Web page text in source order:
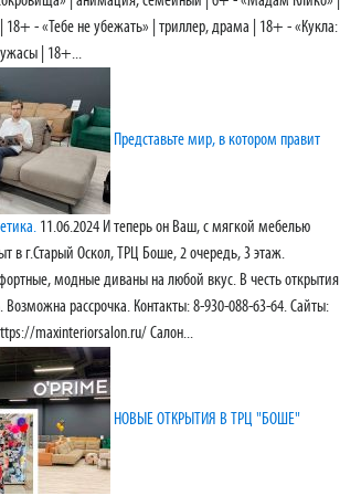
- «Тебе не убежать» | триллер, драма | 18+ - «Кукла:
| 18+...
Представьте мир, в котором правит
11.06.2024 И теперь он Ваш, с мягкой мебелью
в г.Старый Оскол, ТРЦ Боше, 2 очередь, 3 этаж.
модные диваны на любой вкус. В честь открытия
Возможна рассрочка. Контакты: 8-930-088-63-64. Сайты:
maxinteriorsalon.ru/ Салон...
НОВЫЕ ОТКРЫТИЯ В ТРЦ "БОШЕ"